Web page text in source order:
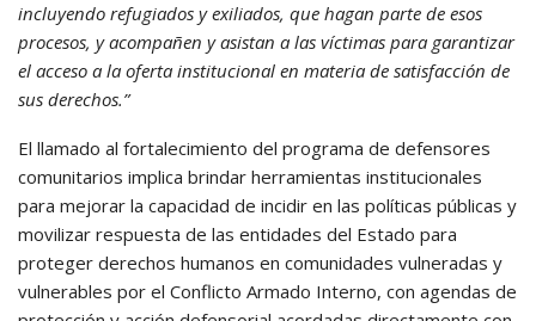
incluyendo refugiados y exiliados, que hagan parte de esos
procesos, y acompañen y asistan a las víctimas para garantizar
el acceso a la oferta institucional en materia de satisfacción de
sus derechos.”
El llamado al fortalecimiento del programa de defensores
comunitarios implica brindar herramientas institucionales
para mejorar la capacidad de incidir en las políticas públicas y
movilizar respuesta de las entidades del Estado para
proteger derechos humanos en comunidades vulneradas y
vulnerables por el Conflicto Armado Interno, con agendas de